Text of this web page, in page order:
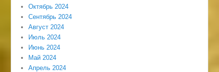
Октябрь 2024
Сентябрь 2024
Август 2024
Июль 2024
Июнь 2024
Май 2024
Апрель 2024